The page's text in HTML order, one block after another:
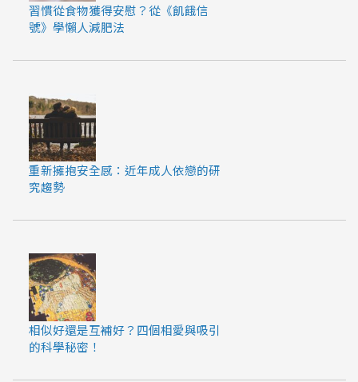
習慣從食物獲得安慰？從《飢餓信
號》學懶人減肥法
重新擁抱安全感：近年成人依戀的研
究趨勢
相似好還是互補好？四個相愛與吸引
的科學秘密！